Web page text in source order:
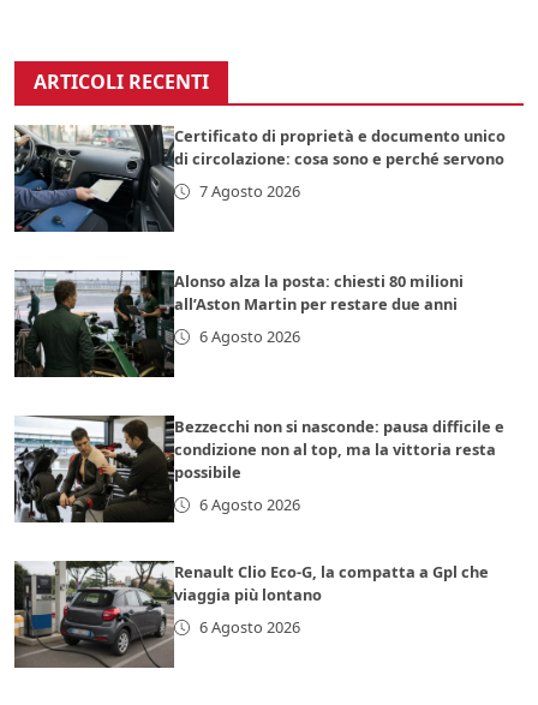
ARTICOLI RECENTI
Certificato di proprietà e documento unico
di circolazione: cosa sono e perché servono
7 Agosto 2026
Alonso alza la posta: chiesti 80 milioni
all’Aston Martin per restare due anni
6 Agosto 2026
Bezzecchi non si nasconde: pausa difficile e
condizione non al top, ma la vittoria resta
possibile
6 Agosto 2026
Renault Clio Eco-G, la compatta a Gpl che
viaggia più lontano
6 Agosto 2026